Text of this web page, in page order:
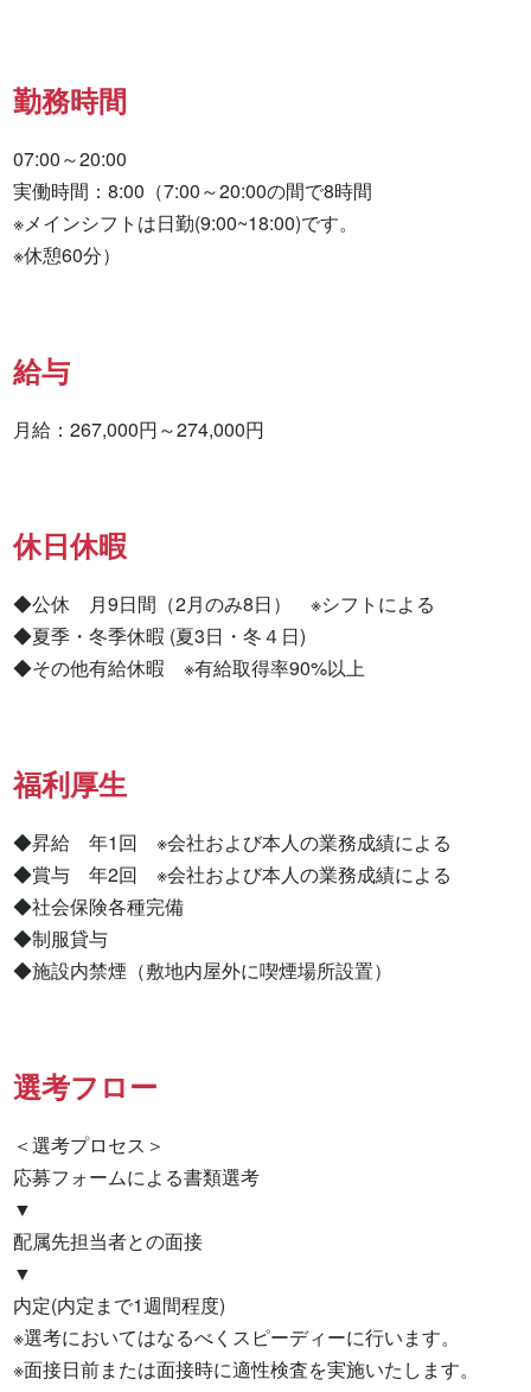
勤務時間
07:00～20:00
実働時間：8:00（7:00～20:00の間で8時間
※メインシフトは日勤(9:00~18:00)です。
※休憩60分）
給与
月給：267,000円～274,000円
休日休暇
◆公休　月9日間（2月のみ8日）　※シフトによる
◆夏季・冬季休暇 (夏3日・冬４日)
◆その他有給休暇　※有給取得率90%以上
福利厚生
◆昇給　年1回　※会社および本人の業務成績による
◆賞与　年2回　※会社および本人の業務成績による
◆社会保険各種完備
◆制服貸与
◆施設内禁煙（敷地内屋外に喫煙場所設置）
選考フロー
＜選考プロセス＞
応募フォームによる書類選考
▼
配属先担当者との面接
▼
内定(内定まで1週間程度)
※選考においてはなるべくスピーディーに行います。
※面接日前または面接時に適性検査を実施いたします。